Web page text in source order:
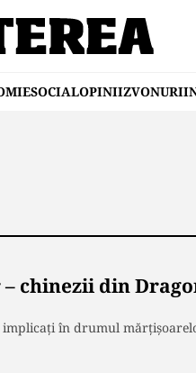
SOCIALOPINIIZVONURI
chinezii din
în drumul